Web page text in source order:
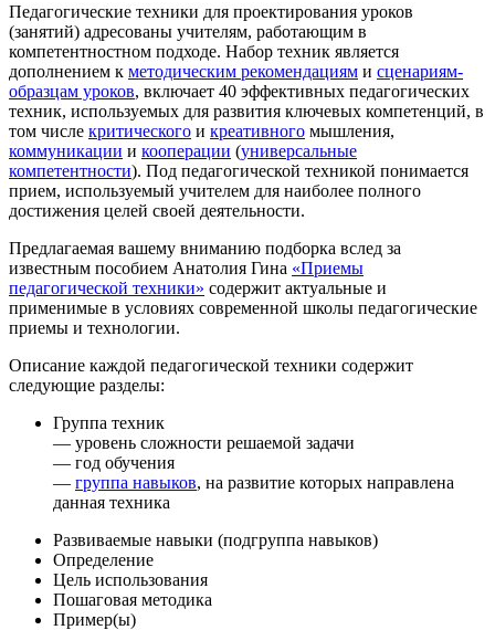
Педагогические техники для проектирования уроков
(занятий) адресованы учителям, работающим в
компетентностном подходе. Набор техник является
дополнением к методическим рекомендациям и сценариям-
образцам уроков, включает 40 эффективных педагогических
техник, используемых для развития ключевых компетенций, в
том числе критического и креативного мышления,
коммуникации и кооперации (универсальные
компетентности). Под педагогической техникой понимается
прием, используемый учителем для наиболее полного
достижения целей своей деятельности.
Предлагаемая вашему вниманию подборка вслед за
известным пособием Анатолия Гина «Приемы
педагогической техники» содержит актуальные и
применимые в условиях современной школы педагогические
приемы и технологии.
Описание каждой педагогической техники содержит
следующие разделы:
Группа техник
— уровень сложности решаемой задачи
— год обучения
— группа навыков, на развитие которых направлена
данная техника
Развиваемые навыки (подгруппа навыков)
Определение
Цель использования
Пошаговая методика
Пример(ы)